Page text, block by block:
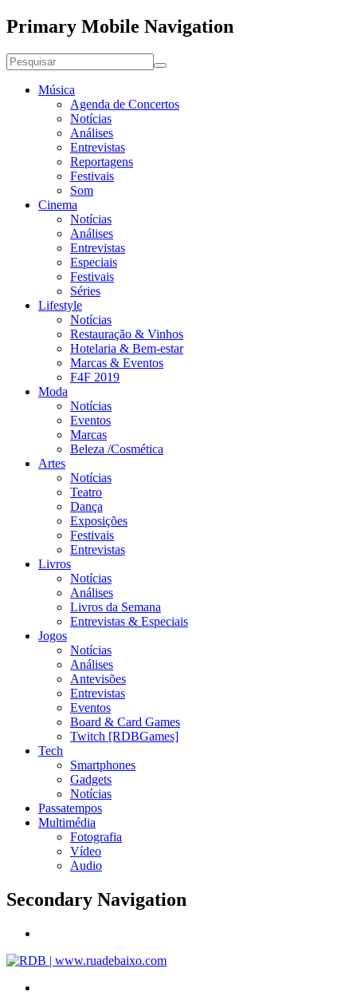
Primary Mobile Navigation
Música
Agenda de Concertos
Notícias
Análises
Entrevistas
Reportagens
Festivais
Som
Cinema
Notícias
Análises
Entrevistas
Especiais
Festivais
Séries
Lifestyle
Notícias
Restauração & Vinhos
Hotelaria & Bem-estar
Marcas & Eventos
F4F 2019
Moda
Notícias
Eventos
Marcas
Beleza /Cosmética
Artes
Notícias
Teatro
Dança
Exposições
Festivais
Entrevistas
Livros
Notícias
Análises
Livros da Semana
Entrevistas & Especiais
Jogos
Notícias
Análises
Antevisões
Entrevistas
Eventos
Board & Card Games
Twitch [RDBGames]
Tech
Smartphones
Gadgets
Notícias
Passatempos
Multimédia
Fotografia
Vídeo
Audio
Secondary Navigation